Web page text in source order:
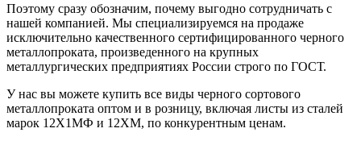
Поэтому сразу обозначим, почему выгодно сотрудничать с
нашей компанией. Мы специализируемся на продаже
исключительно качественного сертифицированного черного
металлопроката, произведенного на крупных
металлургических предприятиях России строго по ГОСТ.
У нас вы можете купить все виды черного сортового
металлопроката оптом и в розницу, включая листы из сталей
марок 12Х1МФ и 12ХМ, по конкурентным ценам.